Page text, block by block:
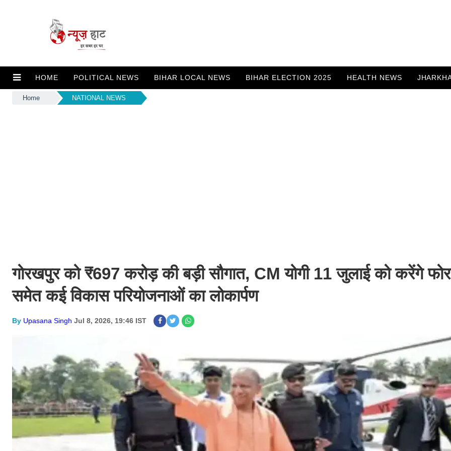
HOME POLITICAL NEWS BIHAR LOCAL NEWS BIHAR ELECTION 2025 HEALTH NEWS
Home NATIONAL NEWS
गोरखपुर को ₹697 करोड़ की बड़ी सौगात, CM योगी 11 जुलाई को करेंगे
समेत कई विकास परियोजनाओं का लोकार्पण
By Upasana Singh Jul 8, 2026, 19:46 IST